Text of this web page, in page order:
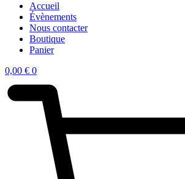
Accueil
Évènements
Nous contacter
Boutique
Panier
0,00 € 0